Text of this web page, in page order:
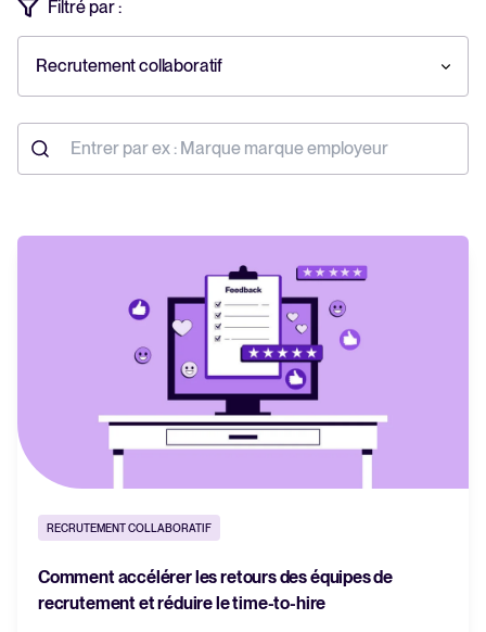
Tellent Recruitee
EN VEDETTE
Rapport 2025 sur le recrutement
En savoir plus
Filtré par :
Recrutement collaboratif
RECRUTEMENT COLLABORATIF
Comment accélérer les retours des équipes de
recrutement et réduire le time-to-hire